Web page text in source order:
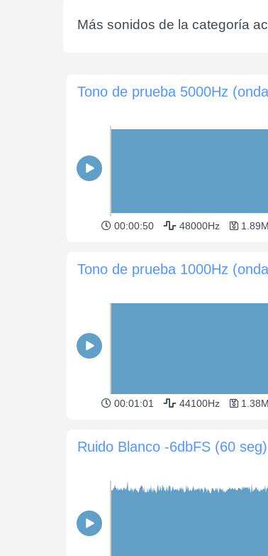
Más sonidos de la categoría
00:00:50 48000Hz
00:01:01 44100Hz
Ruido Blanco -6dbFS (60 seg)